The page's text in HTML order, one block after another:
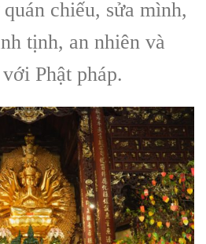
chiếu, sửa mình,
tịnh, an nhiên và
Phật pháp.